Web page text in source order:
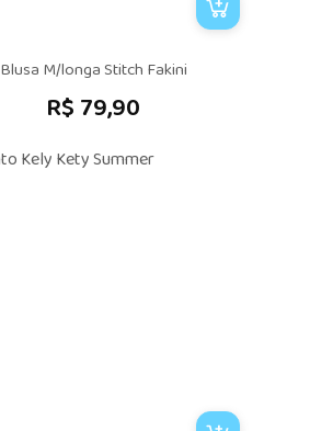
Blusa M/longa Stitch Fakini
R$ 79,90